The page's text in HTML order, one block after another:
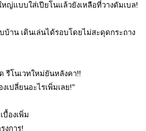
ญ่แบบใส่เปียโนแล้วยังเหลือที่วางดัมเบล!
าน เดินเล่นได้รอบโดยไม่สะดุดกระถาง
โนเวทใหม่ยันหลังคา!!
เปลี่ยนอะไรเพิ่มเลย!”
บื้องเพิ่ม
งการ!